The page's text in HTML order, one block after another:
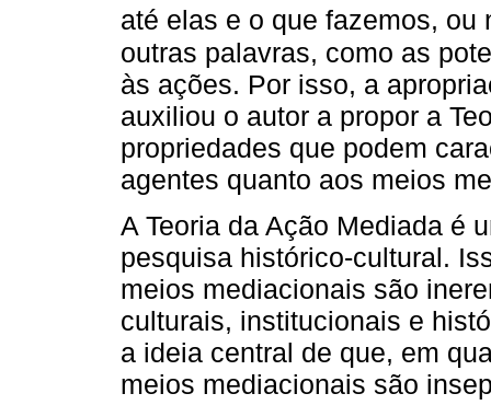
até elas e o que fazemos, ou
outras palavras, como as
às ações. Por isso, a
auxiliou o autor a propor a
propriedades que podem
agentes quanto aos meios
A Teoria da Ação Mediada é
pesquisa histórico-cultural.
meios mediacionais são
culturais, institucionais e
a ideia central de que, em
meios mediacionais são